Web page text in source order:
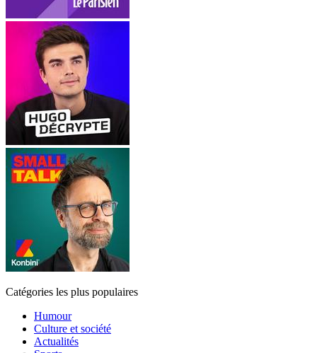
Catégories les plus populaires
Humour
Culture et société
Actualités